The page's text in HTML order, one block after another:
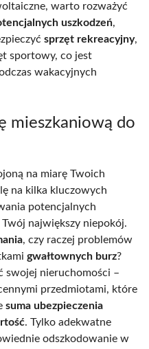
warto rozważyć
uszkodzeń,
sprzęt rekreacyjny,
sportowy, co jest
wakacyjnych
mieszkaniową do
na miarę Twoich
na kilka kluczowych
potencjalnych
największy niepokój.
, czy raczej problemów
gwałtownych burz?
swojej nieruchomości –
przedmiotami, które
suma ubezpieczenia
. Tylko adekwatne
odszkodowanie w